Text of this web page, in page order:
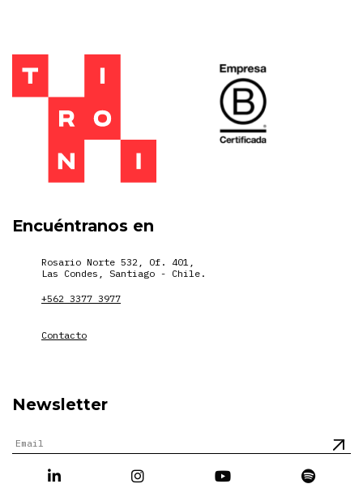
Encuéntranos en
Rosario Norte 532, Of. 401,
Las Condes, Santiago - Chile.
+562 3377 3977
Contacto
Newsletter